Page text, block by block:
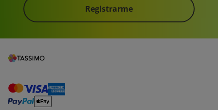
Registrarme